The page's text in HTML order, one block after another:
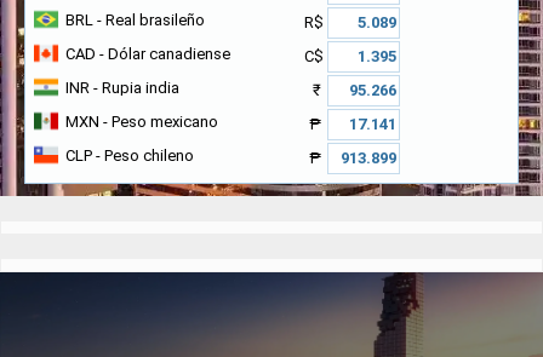
BRL - Real brasileño
R$
CAD - Dólar canadiense
C$
INR - Rupia india
₹
MXN - Peso mexicano
₱
CLP - Peso chileno ₱